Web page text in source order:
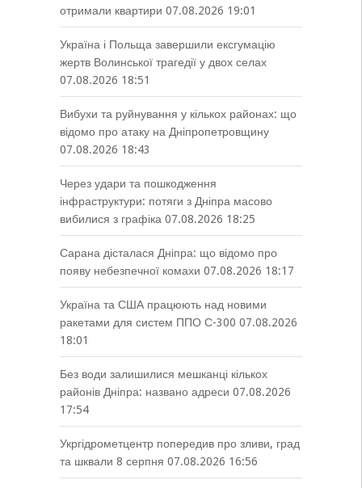
отримали квартири 07.08.2026 19:01
Україна і Польща завершили ексгумацію
жертв Волинської трагедії у двох селах
07.08.2026 18:51
Вибухи та руйнування у кількох районах: що
відомо про атаку на Дніпропетровщину
07.08.2026 18:43
Через удари та пошкодження
інфраструктури: потяги з Дніпра масово
вибилися з графіка 07.08.2026 18:25
Сарана дісталася Дніпра: що відомо про
появу небезпечної комахи 07.08.2026 18:17
Україна та США працюють над новими
ракетами для систем ППО С-300 07.08.2026
18:01
Без води залишилися мешканці кількох
районів Дніпра: названо адреси 07.08.2026
17:54
Укргідрометцентр попередив про зливи, град
та шквали 8 серпня 07.08.2026 16:56